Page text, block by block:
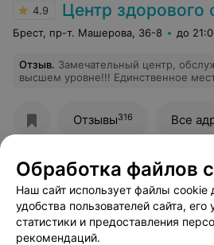
4.9 Центр здорового
Брест, пр-т. Машерова, 36-8 до
Отзыв. Замечательный центр,
высшем уровне!!! Единственное
Александровна, очень вежливо
вопросы и провела процедуру.
Отзывы316 Все
Обработка файлов
Наш сайт использует файлы cookie
удобства пользователей сайта,
статистики и предоставления
рекомендаций.